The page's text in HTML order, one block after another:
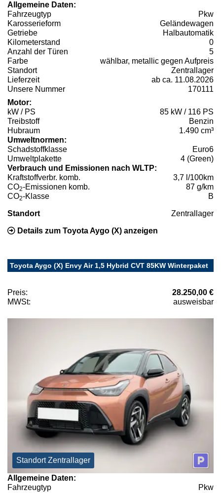
Allgemeine Daten:
Fahrzeugtyp
Pkw
Karosserieform
Geländewagen
Getriebe
Halbautomatik
Kilometerstand
0
Anzahl der Türen
5
Farbe
wählbar, metallic gegen Aufpreis
Standort
Zentrallager
Lieferzeit
ab ca. 11.08.2026
Unsere Nummer
170111
Motor:
kW / PS
85 kW / 116 PS
Treibstoff
Benzin
Hubraum
1.490 cm³
Umweltnormen:
Schadstoffklasse
Euro6
Umweltplakette
4 (Green)
Verbrauch und Emissionen nach WLTP:
Kraftstoffverbr. komb.
3,7 l/100km
CO2-Emissionen komb.
87 g/km
CO2-Klasse B
Standort Zentrallager
Details zum Toyota Aygo (X) anzeigen
Toyota Aygo (X) Envy Air 1,5 Hybrid CVT 85KW Winterpaket
Preis:
28.250,00 €
MWSt:
ausweisbar
Standort Zentrallager
Allgemeine Daten:
Fahrzeugtyp
Pkw